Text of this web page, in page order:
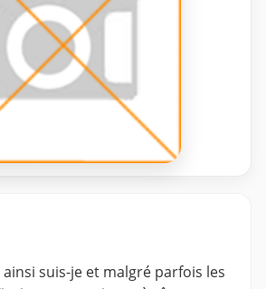
suis-je et malgré parfois les